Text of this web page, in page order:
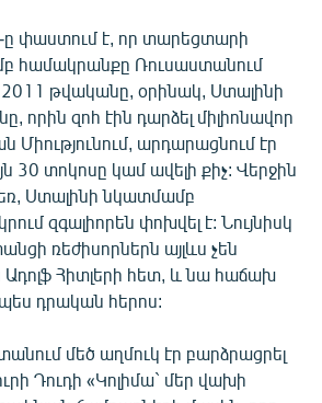
փաստում է, որ տարեցտարի
համակրանքը Ռուսաստանում
2011 թվականը, օրինակ, Ստալինի
որին զոհ էին դարձել միլիոնավոր
Միությունում, արդարացնում էր
30 տոկոսը կամ ավելի քիչ: Վերջին
Ստալինի նկատմամբ
զգալիորեն փոխվել է: Նույնիսկ
ռեժիսորներն այլևս չեն
Հիտլերի հետ, և նա հաճախ
դրական հերոս:
մեծ աղմուկ էր բարձրացրել
Դուդի «Կոլիմա` մեր վախի